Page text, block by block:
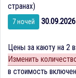
странах)
7 ночей
Цены за каюту на 2
Изменить
в стоимость